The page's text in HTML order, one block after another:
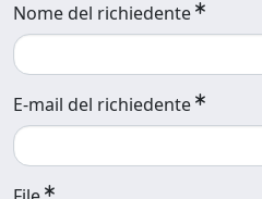
Nome del richiedente
E-mail del richiedente